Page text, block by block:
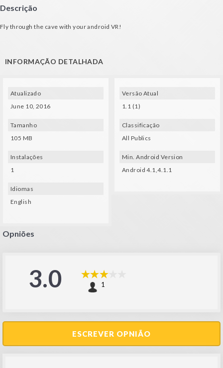
Descrição
Fly through the cave with your android VR!
INFORMAÇÃO DETALHADA
Atualizado
June 10, 2016
Tamanho
105 MB
Instalações
1
Idiomas
English
Versão Atual
1.1 (1)
Classificação
All Publics
Min. Android Version
Android 4.1,4.1.1
Opniões
3.0 1
ESCREVER OPNIÃO